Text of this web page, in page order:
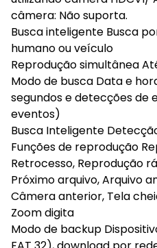
câmera: Não suporta.
Busca inteligente Busca
humano ou veículo
Reprodução simultânea
Modo de busca Data e
segundos e detecções de
eventos)
Busca Inteligente
Funções de reprodução
Retrocesso, Reprodução
Próximo arquivo, Arquivo
Câmera anterior, Tela
Zoom digita
Modo de backup